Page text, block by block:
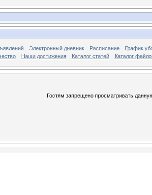
Электронный дневник Расписание
График
Наши достижения Каталог статей Каталог
Гостям запрещено просматривать